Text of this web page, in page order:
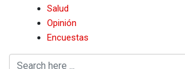
Salud
Opinión
Encuestas